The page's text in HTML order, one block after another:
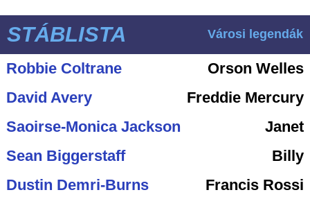
STÁBLISTA Városi legendák
Robbie Coltrane
Orson Welles
David Avery
Freddie Mercury
Saoirse-Monica Jackson
Janet
Sean Biggerstaff
Billy
Dustin Demri-Burns
Francis Rossi